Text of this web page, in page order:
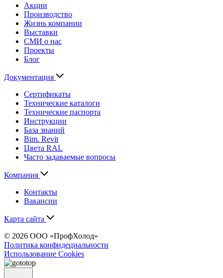
Акции
Производство
Жизнь компании
Выставки
СМИ о нас
Проекты
Блог
Документация
Сертификаты
Технические каталоги
Технические паспорта
Инструкции
База знаний
Bim. Revit
Цвета RAL
Часто задаваемые вопросы
Компания
Контакты
Вакансии
Карта сайта
© 2026 ООО «ПрофХолод»
Политика конфидециальности
Использование Cookies